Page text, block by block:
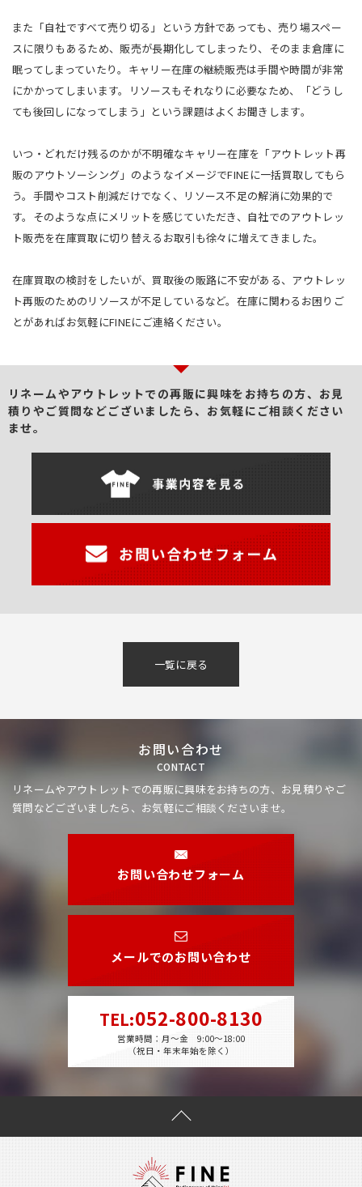
また「自社ですべて売り切る」という方針であっても、売り場スペー
スに限りもあるため、販売が長期化してしまったり、そのまま倉庫に
眠ってしまっていたり。キャリー在庫の継続販売は手間や時間が非常
にかかってしまいます。リソースもそれなりに必要なため、「どうし
ても後回しになってしまう」という課題はよくお聞きします。
いつ・どれだけ残るのかが不明確なキャリー在庫を「アウトレット再
販のアウトソーシング」のようなイメージでFINEに一括買取してもら
う。手間やコスト削減だけでなく、リソース不足の解消に効果的で
す。そのような点にメリットを感じていただき、自社でのアウトレッ
ト販売を在庫買取に切り替えるお取引も徐々に増えてきました。
在庫買取の検討をしたいが、買取後の販路に不安がある、アウトレッ
ト再販のためのリソースが不足しているなど。在庫に関わるお困りご
とがあればお気軽にFINEにご連絡ください。
リネームやアウトレットでの再販に興味をお持ちの方、 お見
積りやご質問などございましたら、お気軽にご相談ください
ませ。
一覧に戻る
お問い合わせ
CONTACT
リネームやアウトレットでの再販に興味をお持ちの方、 お見積りやご
質問などございましたら、お気軽にご相談くださいませ。
お問い合わせフォーム
メールでのお問い合わせ
TEL:052-800-8130
営業時間：月～金 9:00～18:00
（祝日・年末年始を除く）